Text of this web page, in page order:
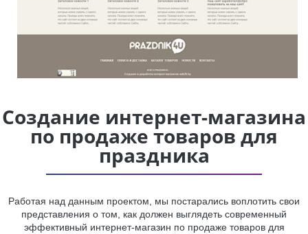
Создание интернет-магазина
по продаже товаров для
праздника
Работая над данным проектом, мы постарались воплотить свои
представления о том, как должен выглядеть современный
эффективный интернет-магазин по продаже товаров для